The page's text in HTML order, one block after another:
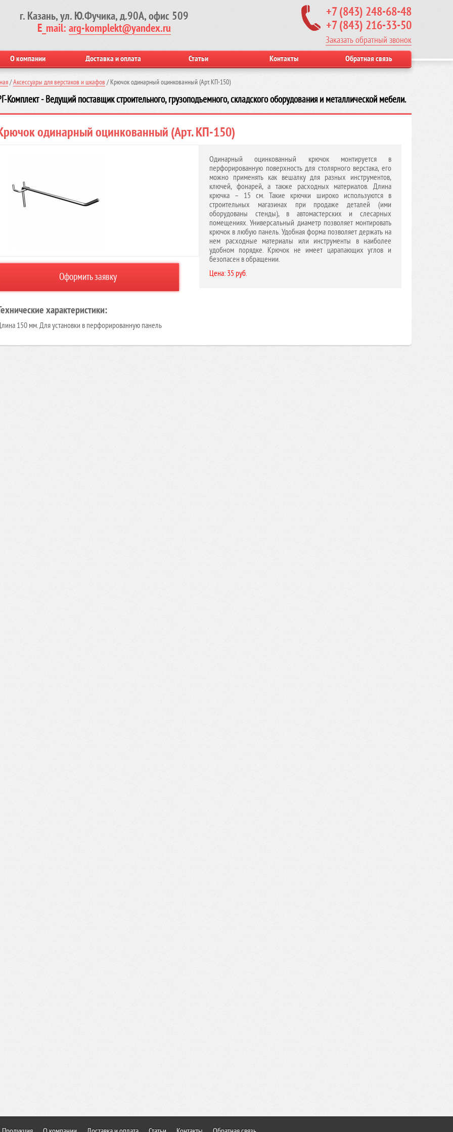
г. Казань, ул. Ю.Фучика, д.90А, офис 509
E_mail:arg-komplekt@yandex.ru
+7 (843) 248-68-48
+7 (843) 216-33-50
Заказать обратный звонок
О компании Доставка и оплата Статьи Контакты Обратная связь
/ Аксессуары для верстаков и шкафов / Крючок одинарный оцинкованный (Арт. КП-150)
Комплект - Ведущий поставщик строительного, грузоподъемного, складского оборудования и металлической мебели.
одинарный оцинкованный (Арт. КП-150)
Оформить заявку
Одинарный оцинкованный крючок монтируется в
перфорированную поверхность для столярного верстака, его
можно применять как вешалку для разных инструментов,
ключей, фонарей, а также расходных материалов. Длина
крючка – 15 см. Такие крючки широко используются в
строительных магазинах при продаже деталей (ими
оборудованы стенды), в автомастерских и слесарных
помещениях. Универсальный диаметр позволяет монтировать
крючок в любую панель. Удобная форма позволяет держать на
нем расходные материалы или инструменты в наиболее
удобном порядке. Крючок не имеет царапающих углов и
безопасен в обращении.
Цена: 35 руб.
характеристики:
150 мм. Для установки в перфорированную панель